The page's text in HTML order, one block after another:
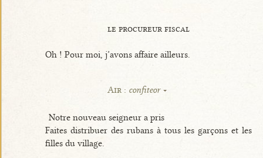
le procureur fiscal
Oh ! Pour moi, j’avons affaire ailleurs.
Air : confiteor
Notre nouveau seigneur a pris
Faites distribuer des rubans à tous les garçons et les
filles du village.